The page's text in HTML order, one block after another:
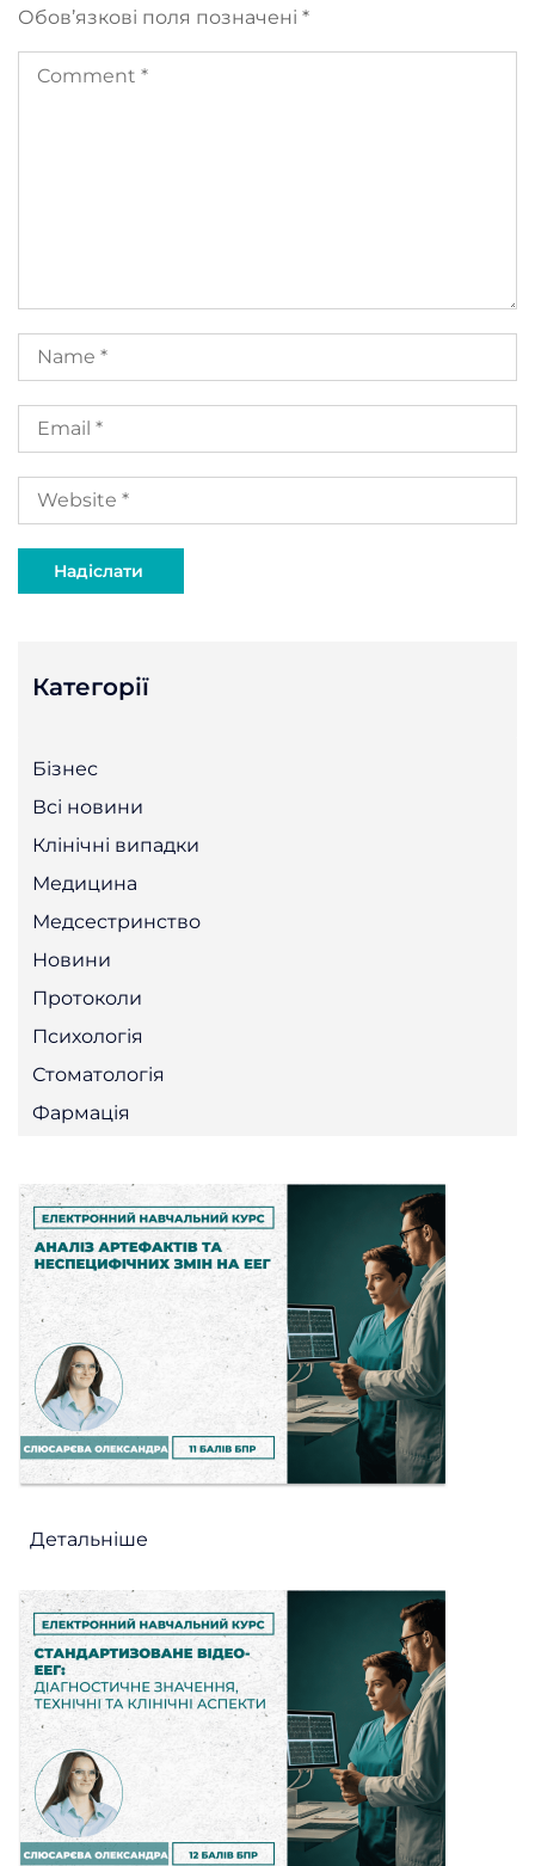
Обов’язкові поля позначені *
Категорії
Бізнес
Всі новини
Клінічні випадки
Медицина
Медсестринство
Новини
Протоколи
Психологія
Стоматологія
Фармація
Детальніше